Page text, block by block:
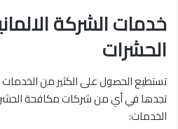
خدمات الشركة
الحشرات
تستطيع الحصول على الكثير من الخدمات
تجدها في أي من شركات مكافحة
الخدمات: